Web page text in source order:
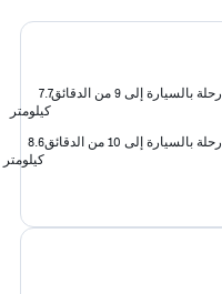
رحلة بالسيارة إلى 9 من الدقائق
7.7
كيلومتر
رحلة بالسيارة إلى 10 من الدقائق
8.6
كيلومتر